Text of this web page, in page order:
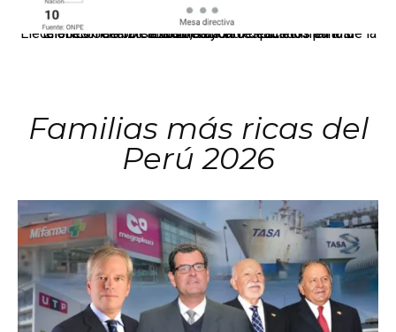
El JNE oficializó la distribución de escaños para la elección de 60 senadores y 130 diputados en las Elecciones Generales 2026, tras el restablecimiento de la Bicameralidad.
Familias más ricas del
Perú 2026